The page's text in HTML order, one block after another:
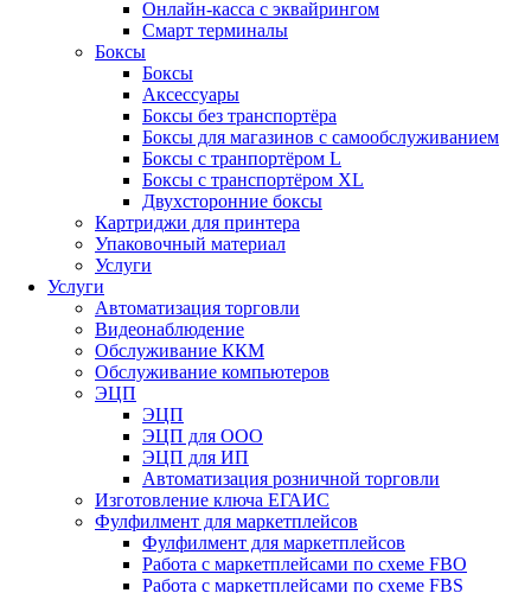
Онлайн-касса с эквайрингом
Смарт терминалы
Боксы
Боксы
Аксессуары
Боксы без транспортёра
Боксы для магазинов с самообслуживанием
Боксы с транпортёром L
Боксы с транспортёром XL
Двухсторонние боксы
Картриджи для принтера
Упаковочный материал
Услуги
Услуги
Автоматизация торговли
Видеонаблюдение
Обслуживание ККМ
Обслуживание компьютеров
ЭЦП
ЭЦП
ЭЦП для ООО
ЭЦП для ИП
Автоматизация розничной торговли
Изготовление ключа ЕГАИС
Фулфилмент для маркетплейсов
Фулфилмент для маркетплейсов
Работа с маркетплейсами по схеме FBO
Работа с маркетплейсами по схеме FBS